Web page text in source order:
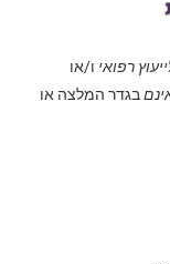
רפואי ו/או
בגדר המלצה או